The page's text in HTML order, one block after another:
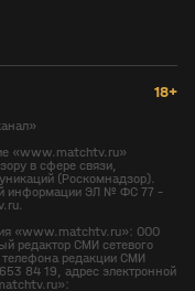
18+
«www.matchtv.ru»
в сфере связи,
(Роскомнадзор).
информации ЭЛ № ФС 77 -
«www.matchtv.ru»: ООО
редактор СМИ сетевого
редакции СМИ
84 19, адрес электронной